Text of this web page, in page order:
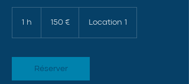
1 h 150 € Location 1
Réserver